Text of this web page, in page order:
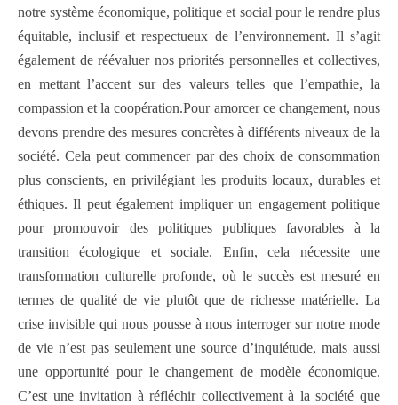
notre système économique, politique et social pour le rendre plus
équitable, inclusif et respectueux de l’environnement. Il s’agit
également de réévaluer nos priorités personnelles et collectives,
en mettant l’accent sur des valeurs telles que l’empathie, la
compassion et la coopération.Pour amorcer ce changement, nous
devons prendre des mesures concrètes à différents niveaux de la
société. Cela peut commencer par des choix de consommation
plus conscients, en privilégiant les produits locaux, durables et
éthiques. Il peut également impliquer un engagement politique
pour promouvoir des politiques publiques favorables à la
transition écologique et sociale. Enfin, cela nécessite une
transformation culturelle profonde, où le succès est mesuré en
termes de qualité de vie plutôt que de richesse matérielle. La
crise invisible qui nous pousse à nous interroger sur notre mode
de vie n’est pas seulement une source d’inquiétude, mais aussi
une opportunité pour le changement de modèle économique.
C’est une invitation à réfléchir collectivement à la société que